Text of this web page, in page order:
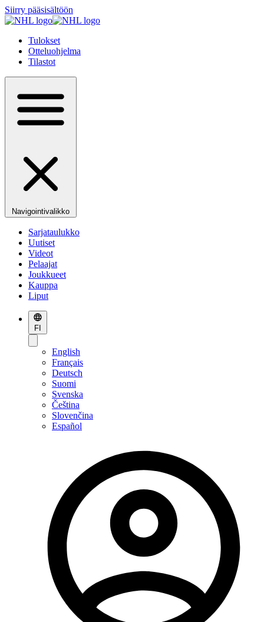
Siirry pääsisältöön
Tulokset
Otteluohjelma
Tilastot
Navigointivalikko
Sarjataulukko
Uutiset
Videot
Pelaajat
Joukkueet
Kauppa
Liput
FI
English
Français
Deutsch
Suomi
Svenska
Čeština
Slovenčina
Español